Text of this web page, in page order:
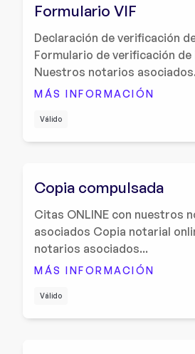
Válido
Formulario VIF
Declaración de verificación
Formulario de verificación de
Nuestros notarios
MÁS INFORMACIÓN
Válido
Copia compulsada
Citas ONLINE con nuestros
asociados Copia notarial
notarios asociados...
MÁS INFORMACIÓN